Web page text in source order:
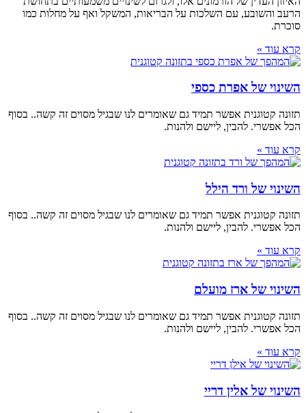
הרעב והשובע, עם השלכות על הבריאות, המשקל ואף על מחלות כמו
סוכרת.
קרא עוד »
השינוי של אפרת כספי
תזונה קטוגנית אפשר תמיד גם שאומרים לנו שבגיל מסוים זה קשה.. בסוף
הכל אפשרי. להבין, ליישם ולהנות.
קרא עוד »
השינוי של ורד הילל
תזונה קטוגנית אפשר תמיד גם שאומרים לנו שבגיל מסוים זה קשה.. בסוף
הכל אפשרי. להבין, ליישם ולהנות.
קרא עוד »
השינוי של ארז מועלם
תזונה קטוגנית אפשר תמיד גם שאומרים לנו שבגיל מסוים זה קשה.. בסוף
הכל אפשרי. להבין, ליישם ולהנות.
קרא עוד »
השינוי של אלין דריי